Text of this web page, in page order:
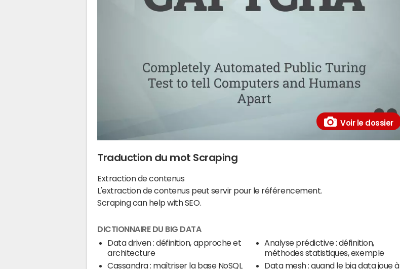
Voir le dossier
Traduction du mot Scraping
Extraction de contenus
L'extraction de contenus peut servir pour le référencement.
Scraping can help with SEO.
DICTIONNAIRE DU BIG DATA
Data driven : définition, approche et
architecture
Analyse prédictive : définition,
méthodes statistiques, exemple
Cassandra : maîtriser la base NoSQL
Data mesh : quand le big data joue à